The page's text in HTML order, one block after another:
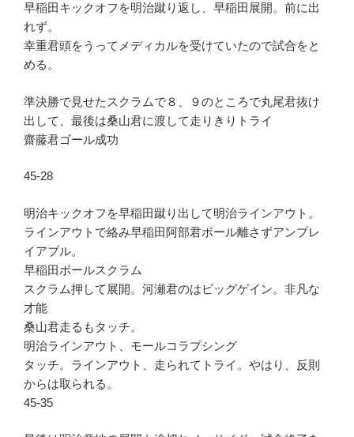
早稲田キックオフを明治蹴り返し、早稲田展開。前に出
れず。
幸重君頭をうってメディカルを受けていたので試合をと
める。
準決勝で見せたスクラムで８、９のところで丸尾君抜け
出して、最後は桑山君に渡して走りきりトライ
齋藤君ゴール成功
45-28
明治キックオフを早稲田蹴り出して明治ラインアウト。
ラインアウトで絡み早稲田阿部君ボール離さずアンプレ
イアブル。
早稲田ボールスクラム
スクラム押して展開。河瀬君のはビッグゲイン。非凡な
才能
桑山君走るもタッチ。
明治ラインアウト、モールコラプシング
タッチ。ラインアウト、走られてトライ。やはり、反則
からは取られる。
45-35